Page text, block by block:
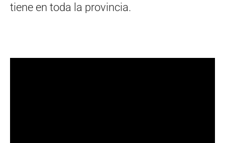
tiene en toda la provincia.